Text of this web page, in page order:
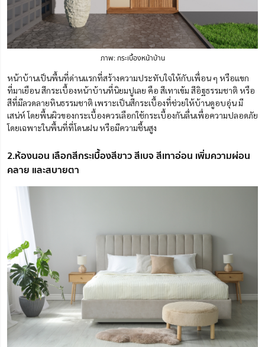
ภาพ: กระเบื้องหน้าบ้าน
หน้าบ้านเป็นพื้นที่ด่านแรกที่สร้างความประทับใจให้กับเพื่อน ๆ หรือแขก
ที่มาเยือน สีกระเบื้องหน้าบ้านที่นิยมปูเลย คือ สีเทาเข้ม สีอิฐธรรมชาติ หรือ
สีที่มีลวดลายหินธรรมชาติ เพราะเป็นสีกระเบื้องที่ช่วยให้บ้านดูอบอุ่น มี
เสน่ห์ โดยพื้นผิวของกระเบื้องควรเลือกใช้กระเบื้องกันลื่นเพื่อความปลอดภัย
โดยเฉพาะในพื้นที่ที่โดนฝน หรือมีความชื้นสูง
2.ห้องนอน เลือกสีกระเบื้องสีขาว สีเบจ สีเทาอ่อน เพิ่มความผ่อน
คลาย และสบายตา